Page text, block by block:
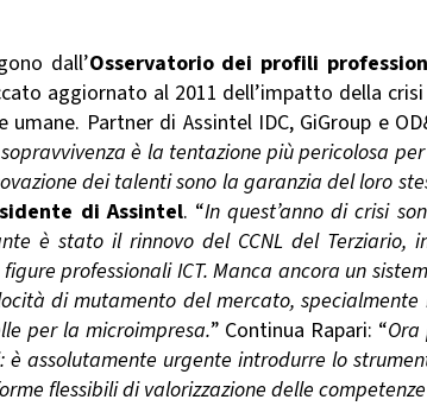
dall’Osservatorio dei profili
aggiornato al 2011 dell’impatto della
Partner di Assintel IDC, GiGroup e
è la tentazione più pericolosa
dei talenti sono la garanzia del loro
di Assintel. “In quest’anno di crisi
è stato il rinnovo del CCNL del Terziario,
professionali ICT. Manca ancora un
di mutamento del mercato,
per la microimpresa.” Continua Rapari: “
assolutamente urgente introdurre lo
flessibili di valorizzazione delle